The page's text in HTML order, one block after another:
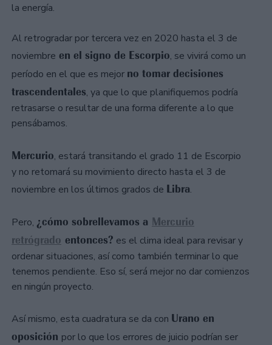
la energía.
Al retrogradar por tercera vez en 2020 hasta el 3 de
noviembre en el signo de Escorpio, se vivirá como un
período en el que es mejor no tomar decisiones
trascendentales, ya que lo que planifiquemos podría
retrasarse o resultar de una forma diferente a lo que
pensábamos.
Mercurio, estará transitando el grado 11 de Escorpio
y no retomará su movimiento directo hasta el 3 de
noviembre en los últimos grados de Libra.
Pero, ¿cómo sobrellevamos a Mercurio
retrógrado entonces? es el clima ideal para revisar y
ordenar situaciones, así como también terminar lo que
tenemos pendiente. Eso sí, será mejor no dar comienzos
en ningún proyecto.
Así mismo, esta cuadratura se da con Urano en
oposición por lo que los errores de juicio podrían ser